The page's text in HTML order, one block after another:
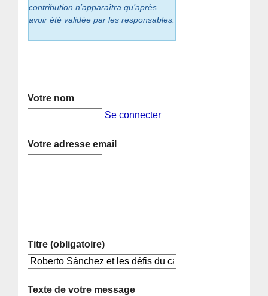
contribution n’apparaîtra qu’après
avoir été validée par les responsables.
Votre nom
Se connecter
Votre adresse email
Titre (obligatoire)
Texte de votre message